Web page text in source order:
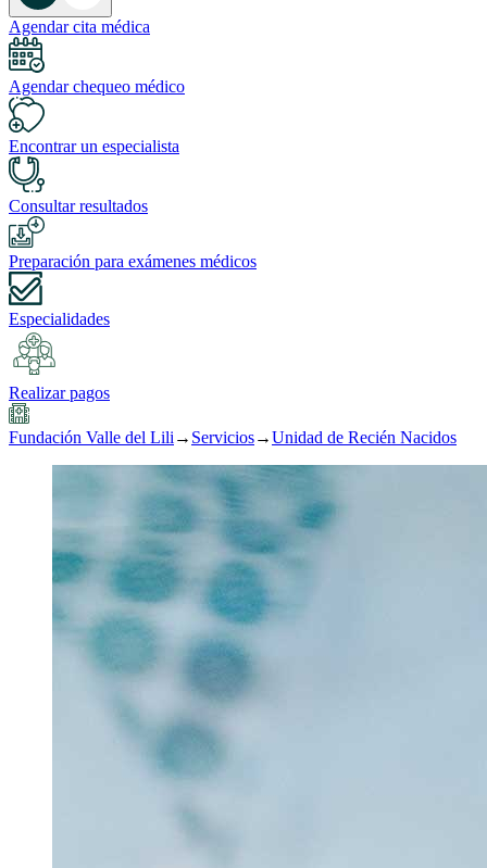
Agendar cita médica
Agendar chequeo médico
Encontrar un especialista
Consultar resultados
Preparación para exámenes médicos
Especialidades
Realizar pagos
Fundación Valle del Lili → Servicios→Unidad de Recién Nacidos